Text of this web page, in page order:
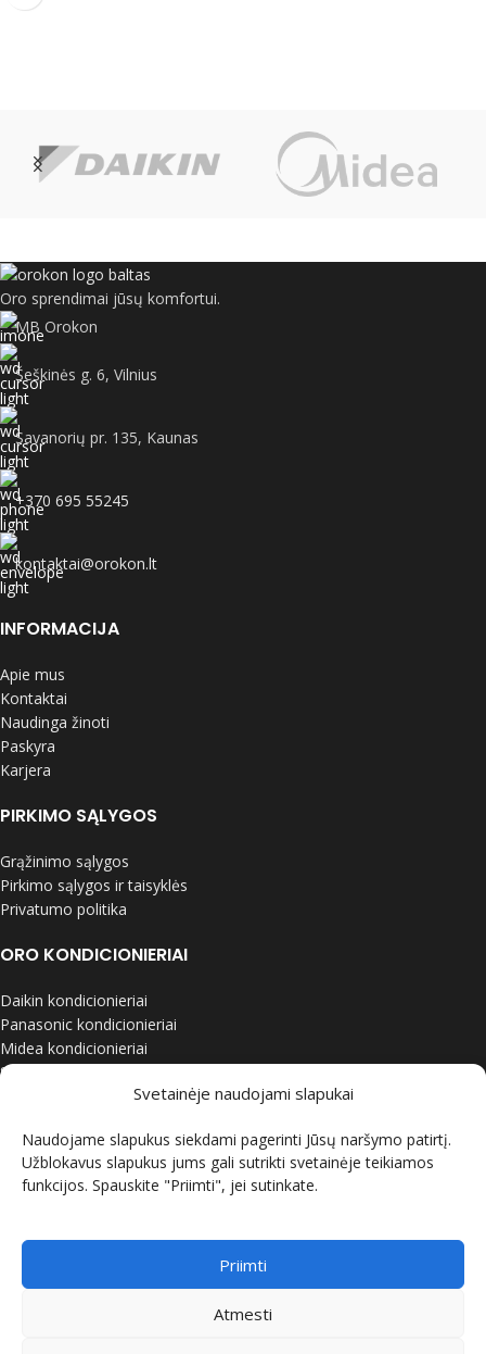
Svetainėje naudojami slapukai
Naudojame slapukus siekdami pagerinti Jūsų naršymo patirtį.
Užblokavus slapukus jums gali sutrikti svetainėje teikiamos
funkcijos. Spauskite "Priimti", jei sutinkate.
Priimti
Atmesti
Oro sprendimai jūsų komfortui.
MB Orokon
Šeškinės g. 6, Vilnius
Savanorių pr. 135, Kaunas
+370 695 55245
kontaktai@orokon.lt
INFORMACIJA
Apie mus
Kontaktai
Naudinga žinoti
Paskyra
Karjera
PIRKIMO SĄLYGOS
Grąžinimo sąlygos
Pirkimo sąlygos ir taisyklės
Privatumo politika
ORO KONDICIONIERIAI
Daikin kondicionieriai
Panasonic kondicionieriai
Midea kondicionieriai
Samsung kondicionieriai
Nordis kondicionieriai
ŠILUMOS SIURBLIAI
Daikin šilumos siurbliai
Panasonic šilumos siurbliai